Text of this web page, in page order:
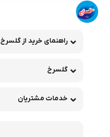
راهنمای خرید از گلسرخ
گلسرخ
خدمات مشتریان